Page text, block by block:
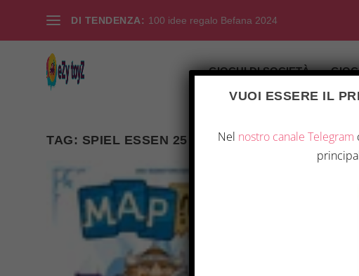
DI TENDENZA: 100 idee regalo Befana 2024
GIOCHI DI SOCIETÀ
TAG: SPIEL ESSEN 25
VUOI ESSERE IL
Nel nostro canale Telegram